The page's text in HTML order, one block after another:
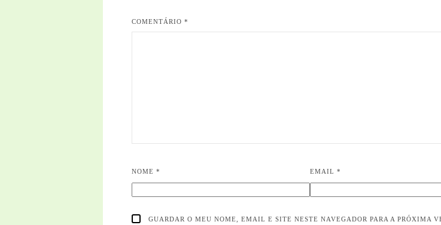
COMENTÁRIO *
NOME * EMAIL*
GUARDAR O MEU NOME, EMAIL E SITE NESTE NAVEGADOR PARA A PRÓXIMA